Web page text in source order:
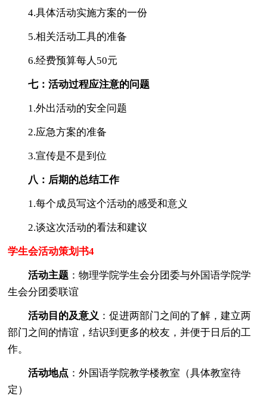
4.具体活动实施方案的一份
5.相关活动工具的准备
6.经费预算每人50元
七：活动过程应注意的问题
1.外出活动的安全问题
2.应急方案的准备
3.宣传是不是到位
八：后期的总结工作
1.每个成员写这个活动的感受和意义
2.谈这次活动的看法和建议
学生会活动策划书4
活动主题 ：物理学院学生会分团委与外国语学院学
生会分团委联谊
活动目的及意义 ：促进两部门之间的了解，建立两
部门之间的情谊，结识到更多的校友，并便于日后的工
作。
活动地点 ：外国语学院教学楼教室（具体教室待
定）